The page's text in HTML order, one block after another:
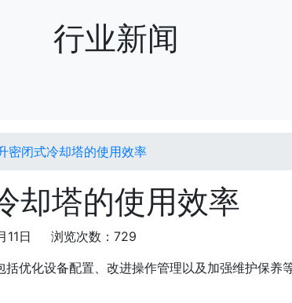
行业新闻
密闭式冷却塔的使用效率
却塔的使用效率
11日 浏览次数：729
优化设备配置、改进操作管理以及加强维护保养